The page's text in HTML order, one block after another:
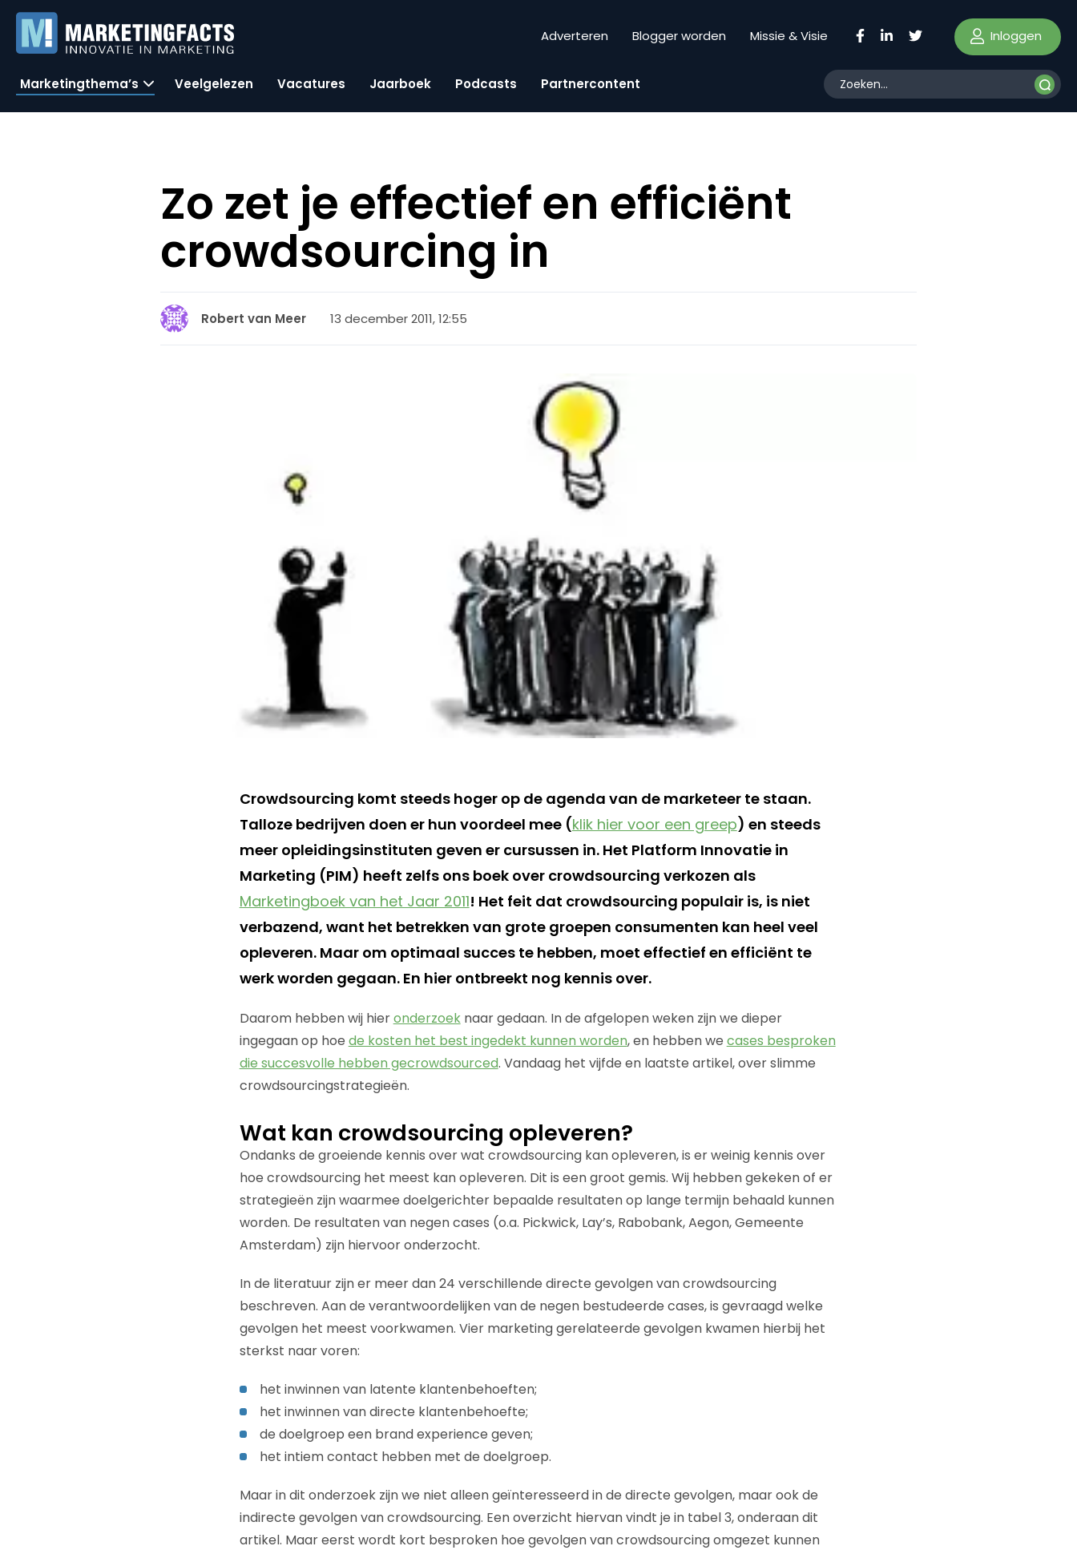
Adverteren Blogger worden Missie & Visie Inloggen
Marketingthema’s Veelgelezen Vacatures Jaarboek Podcasts Partnercontent
Zo zet je effectief en efficiënt
crowdsourcing in
Robert van Meer 13 december 2011, 12:55
Crowdsourcing komt steeds hoger op de agenda van de marketeer te staan.
Talloze bedrijven doen er hun voordeel mee (klik hier voor een greep) en steeds
meer opleidingsinstituten geven er cursussen in. Het Platform Innovatie in
Marketing (PIM) heeft zelfs ons boek over crowdsourcing verkozen als
Marketingboek van het Jaar 2011! Het feit dat crowdsourcing populair is, is niet
verbazend, want het betrekken van grote groepen consumenten kan heel veel
opleveren. Maar om optimaal succes te hebben, moet effectief en efficiënt te
werk worden gegaan. En hier ontbreekt nog kennis over.
Daarom hebben wij hieronderzoeknaar gedaan. In de afgelopen weken zijn we dieper
ingegaan op hoe de kosten het best ingedekt kunnen worden, en hebben we cases besproken
die succesvolle hebben gecrowdsourced. Vandaag het vijfde en laatste artikel, over slimme
crowdsourcingstrategieën.
Wat kan crowdsourcing opleveren?
Ondanks de groeiende kennis over wat crowdsourcing kan opleveren, is er weinig kennis over
hoe crowdsourcing het meest kan opleveren. Dit is een groot gemis. Wij hebben gekeken of er
strategieën zijn waarmee doelgerichter bepaalde resultaten op lange termijn behaald kunnen
worden. De resultaten van negen cases (o.a. Pickwick, Lay’s, Rabobank, Aegon, Gemeente
Amsterdam) zijn hiervoor onderzocht.
In de literatuur zijn er meer dan 24 verschillende directe gevolgen van crowdsourcing
beschreven. Aan de verantwoordelijken van de negen bestudeerde cases, is gevraagd welke
gevolgen het meest voorkwamen. Vier marketing gerelateerde gevolgen kwamen hierbij het
sterkst naar voren:
het inwinnen van latente klantenbehoeften;
het inwinnen van directe klantenbehoefte;
de doelgroep een brand experience geven;
het intiem contact hebben met de doelgroep.
Maar in dit onderzoek zijn we niet alleen geïnteresseerd in de directe gevolgen, maar ook de
indirecte gevolgen van crowdsourcing. Een overzicht hiervan vindt je in tabel 3, onderaan dit
artikel. Maar eerst wordt kort besproken hoe gevolgen van crowdsourcing omgezet kunnen